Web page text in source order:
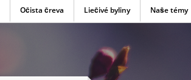
Očista čreva Liečivé byliny Naše témy